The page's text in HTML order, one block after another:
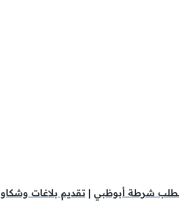
شرطة أبوظبي | تقديم بلاغات